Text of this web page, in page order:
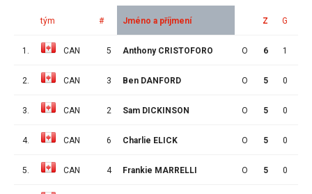
tým # Jméno a příjmení Z G
1. CAN 5 Anthony CRISTOFORO O 6 1
2. CAN 3 Ben DANFORD O 5 0
3. CAN 2 Sam DICKINSON O 5 0
4. CAN 6 Charlie ELICK O 5 0
5. CAN 4 Frankie MARRELLI O 5 0